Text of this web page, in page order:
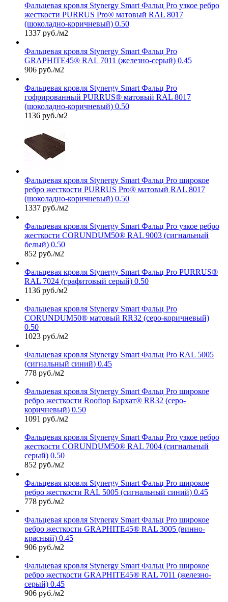
Фальцевая кровля Stynergy Smart Фальц Pro узкое ребро
жесткости PURRUS Pro® матовый RAL 8017
(шоколадно-коричневый) 0.50
1337 руб./м2
Фальцевая кровля Stynergy Smart Фальц Pro
GRAPHITE45® RAL 7011 (железно-серый) 0.45
906 руб./м2
Фальцевая кровля Stynergy Smart Фальц Pro
гофрированный PURRUS® матовый RAL 8017
(шоколадно-коричневый) 0.50
1136 руб./м2
Фальцевая кровля Stynergy Smart Фальц Pro широкое
ребро жесткости PURRUS Pro® матовый RAL 8017
(шоколадно-коричневый) 0.50
1337 руб./м2
Фальцевая кровля Stynergy Smart Фальц Pro узкое ребро
жесткости CORUNDUM50® RAL 9003 (сигнальный
белый) 0.50
852 руб./м2
Фальцевая кровля Stynergy Smart Фальц Pro PURRUS®
RAL 7024 (графитовый серый) 0.50
1136 руб./м2
Фальцевая кровля Stynergy Smart Фальц Pro
CORUNDUM50® матовый RR32 (серо-коричневый)
0.50
1023 руб./м2
Фальцевая кровля Stynergy Smart Фальц Pro RAL 5005
(сигнальный синий) 0.45
778 руб./м2
Фальцевая кровля Stynergy Smart Фальц Pro широкое
ребро жесткости Rooftop Бархат® RR32 (серо-
коричневый) 0.50
1091 руб./м2
Фальцевая кровля Stynergy Smart Фальц Pro узкое ребро
жесткости CORUNDUM50® RAL 7004 (сигнальный
серый) 0.50
852 руб./м2
Фальцевая кровля Stynergy Smart Фальц Pro широкое
ребро жесткости RAL 5005 (сигнальный синий) 0.45
778 руб./м2
Фальцевая кровля Stynergy Smart Фальц Pro широкое
ребро жесткости GRAPHITE45® RAL 3005 (винно-
красный) 0.45
906 руб./м2
Фальцевая кровля Stynergy Smart Фальц Pro широкое
ребро жесткости GRAPHITE45® RAL 7011 (железно-
серый) 0.45
906 руб./м2